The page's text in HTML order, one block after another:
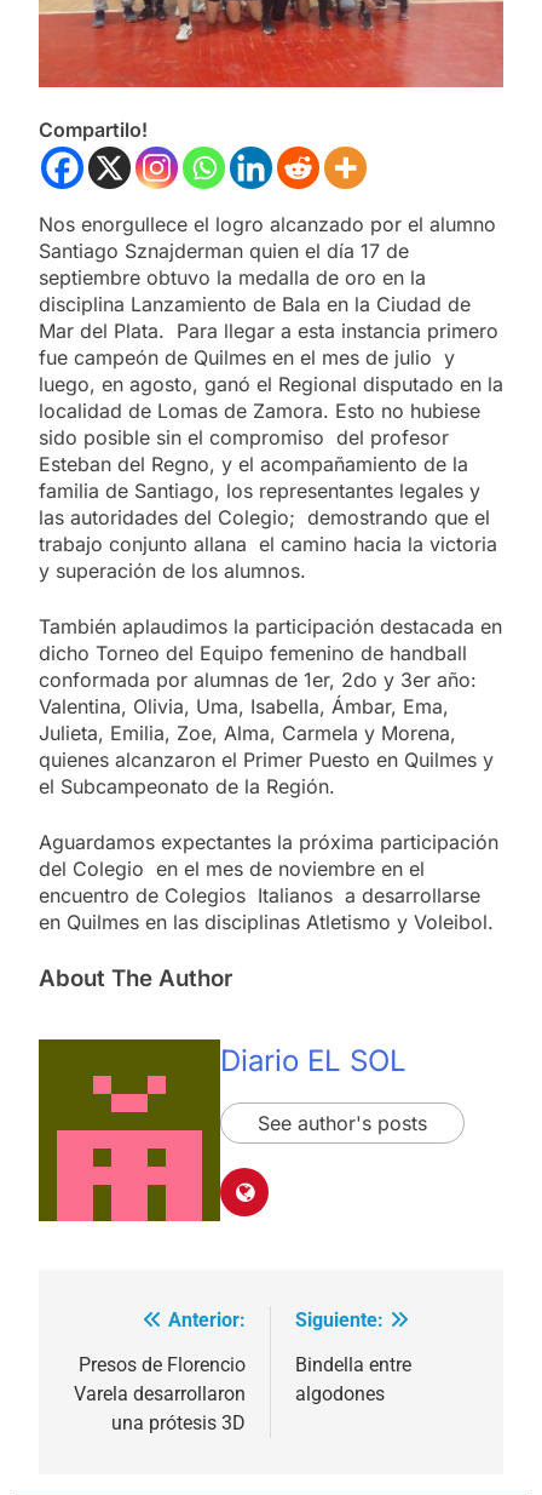
Compartilo!
Nos enorgullece el logro alcanzado por el alumno
Santiago Sznajderman quien el día 17 de
septiembre obtuvo la medalla de oro en la
disciplina Lanzamiento de Bala en la Ciudad de
Mar del Plata. Para llegar a esta instancia primero
fue campeón de Quilmes en el mes de julio y
luego, en agosto, ganó el Regional disputado en la
localidad de Lomas de Zamora. Esto no hubiese
sido posible sin el compromiso del profesor
Esteban del Regno, y el acompañamiento de la
familia de Santiago, los representantes legales y
las autoridades del Colegio; demostrando que el
trabajo conjunto allana el camino hacia la victoria
y superación de los alumnos.
También aplaudimos la participación destacada en
dicho Torneo del Equipo femenino de handball
conformada por alumnas de 1er, 2do y 3er año:
Valentina, Olivia, Uma, Isabella, Ámbar, Ema,
Julieta, Emilia, Zoe, Alma, Carmela y Morena,
quienes alcanzaron el Primer Puesto en Quilmes y
el Subcampeonato de la Región.
Aguardamos expectantes la próxima participación
del Colegio en el mes de noviembre en el
encuentro de Colegios Italianos a desarrollarse
en Quilmes en las disciplinas Atletismo y Voleibol.
About The Author
Diario EL SOL
See author's posts
Navegación
de
entradas
Anterior:
Presos de Florencio
Varela desarrollaron
una prótesis 3D
Siguiente:
Bindella entre
algodones